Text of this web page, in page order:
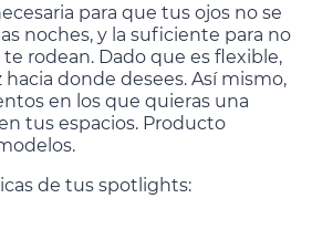
para que tus ojos no se
noches, y la suficiente para no
rodean. Dado que es flexible,
donde desees. Así mismo,
en los que quieras una
tus espacios. Producto
de tus spotlights: